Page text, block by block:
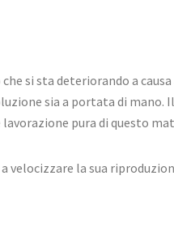
si sta deteriorando a causa
sia a portata di mano. Il
pura di questo
la sua